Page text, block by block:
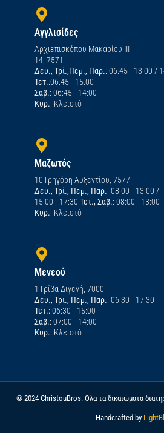
Αγγλισίδες
Αρχιεπισκόπου Μακαρίου ΙΙΙ
14, 7571
Δευ., Τρί.,Πεμ., Παρ.: 06:45 - 13:00 /
Τετ.:06:45 - 15:00
Σαβ.: 06:45 - 14:00
Κυρ.: Κλειστό
Μαζωτός
10 Γρηγόρη Αυξεντίου, 7577
Δευ., Τρί., Πεμ., Παρ.: 08:00 - 13:00 /
15:00 - 17:30 Τετ., Σαβ.: 08:00 - 13:00
Κυρ.: Κλειστό
Μενεού
1 Γρίβα Διγενή, 7000
Δευ., Τρι., Πεμ., Παρ.: 06:30 - 17:30
Τετ.:06:30 - 15:00
Σαβ.: 07:00 - 14:00
Κυρ.: Κλειστό
© 2024 ChristouBros. Ολα τα δικαιώματα
Handcrafted by